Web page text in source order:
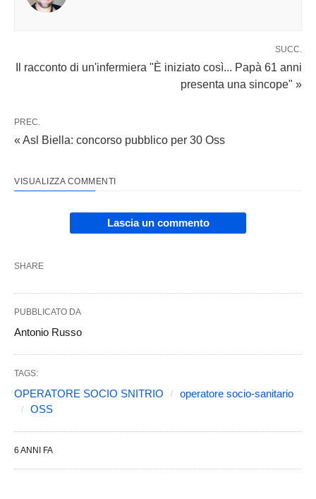
SUCC.
Il racconto di un'infermiera "È iniziato così... Papà 61 anni
presenta una sincope" »
PREC.
« Asl Biella: concorso pubblico per 30 Oss
VISUALIZZA COMMENTI
Lascia un commento
SHARE
PUBBLICATO DA
Antonio Russo
TAGS:
OPERATORE SOCIO SNITRIO
operatore socio-sanitario
OSS
6 ANNI FA